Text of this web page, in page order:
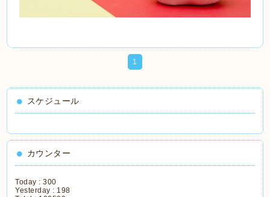
1
スケジュール
カウンター
Today :300
Yesterday : 198